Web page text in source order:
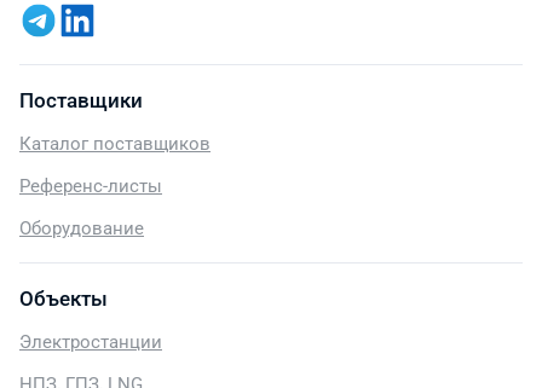
Поставщики
Каталог поставщиков
Референс-листы
Оборудование
Объекты
Электростанции